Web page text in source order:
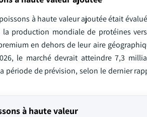
à haute valeur ajoutée était
production mondiale de protéines
en dehors de leur aire
le marché devrait atteindre 7,3
période de prévision, selon le dernier
à haute valeur